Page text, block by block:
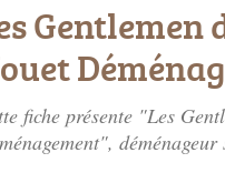
Gentlemen
fiche présente "Les
déménageur